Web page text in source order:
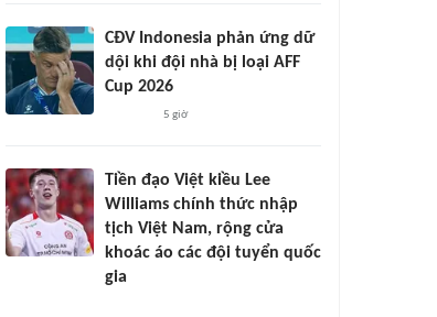
CĐV Indonesia phản ứng dữ
dội khi đội nhà bị loại AFF
Cup 2026
5 giờ
Tiền đạo Việt kiều Lee
Williams chính thức nhập
tịch Việt Nam, rộng cửa
khoác áo các đội tuyển quốc
gia